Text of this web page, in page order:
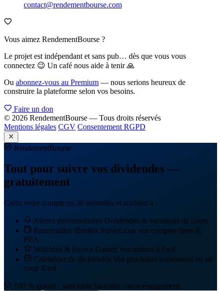
contact@rendementbourse.com
Vous aimez RendementBourse ?
Le projet est indépendant et sans pub… dès que vous vous
connectez 😉 Un café nous aide à tenir 🙏
Ou abonnez-vous au Premium — nous serions heureux de
construire la plateforme selon vos besoins.
Faire un don
© 2026 RendementBourse — Tous droits réservés
Mentions légales CGV Consentement RGPD
RendementBourse
Tout pour suivre vos dividendes —
gratuitement
Créez votre compte en 30 secondes et accédez à :
Alertes personnalisées Dividendes & variations de cours
Portefeuilles illimités Suivez tous vos comptes titres &
PEA
Watchlist & favoris Gardez vos actions à l'œil
Calendrier de dividendes Vos prochains versements en un
coup d'œil
100 % gratuit · sans carte bancaire · sans engagement